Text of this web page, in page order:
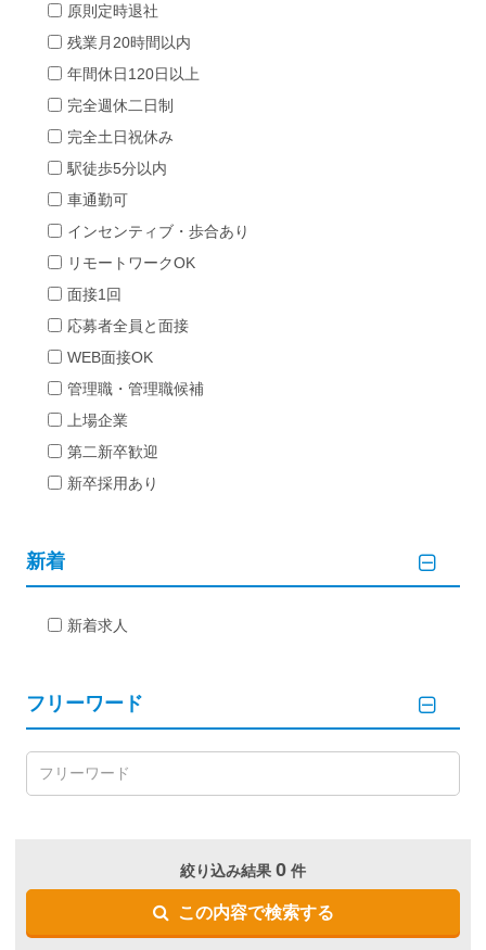
原則定時退社
残業月20時間以内
年間休日120日以上
完全週休二日制
完全土日祝休み
駅徒歩5分以内
車通勤可
インセンティブ・歩合あり
リモートワークOK
面接1回
応募者全員と面接
WEB面接OK
管理職・管理職候補
上場企業
第二新卒歓迎
新卒採用あり
新着
新着求人
フリーワード
絞り込み結果 0 件
この内容で検索する